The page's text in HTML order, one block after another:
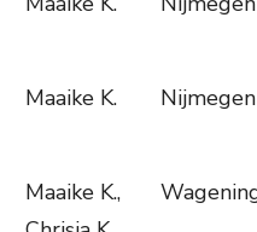
Maaike K. Nijmegen
Maaike K.,